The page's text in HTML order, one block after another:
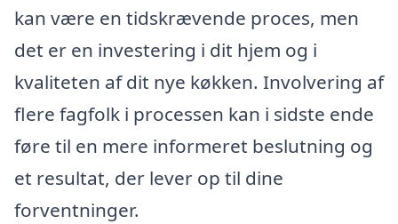
kan være en tidskrævende proces, men
det er en investering i dit hjem og i
kvaliteten af dit nye køkken. Involvering af
flere fagfolk i processen kan i sidste ende
føre til en mere informeret beslutning og
et resultat, der lever op til dine
forventninger.